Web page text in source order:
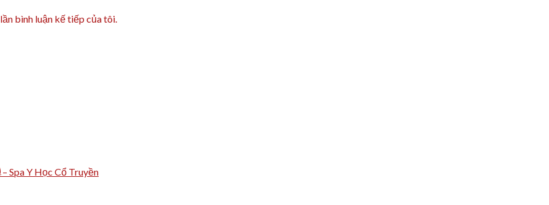
bình luận kế tiếp của tôi.
Spa Y Học Cổ Truyền